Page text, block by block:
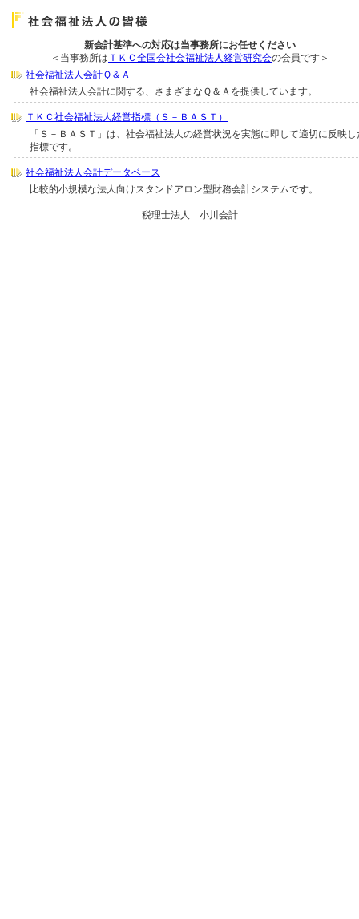
新会計基準への対応は当事務所にお任せください
＜当事務所は ＴＫＣ全国会社会福祉法人経営研究会の会員です＞
社会福祉法人会計Ｑ＆Ａ
社会福祉法人会計に関する、さまざまなＱ＆Ａを提供しています。
ＴＫＣ社会福祉法人経営指標（Ｓ－ＢＡＳＴ）
「Ｓ－ＢＡＳＴ」は、社会福祉法人の経営状況を実態に即して適切に反映し
指標です。
社会福祉法人会計データベース
比較的小規模な法人向けスタンドアロン型財務会計システムです。
税理士法人 小川会計